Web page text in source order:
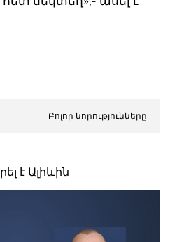
Բոլոր նորությունները
է Ալիևին